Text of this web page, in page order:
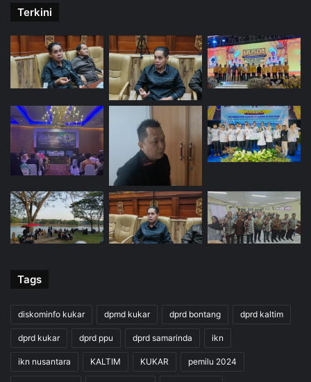
Terkini
Tags
diskominfo kukar dpmd kukar dprd bontang dprd kaltim
dprd kukar dprd ppu dprd samarinda ikn
ikn nusantara KALTIM KUKAR pemilu 2024